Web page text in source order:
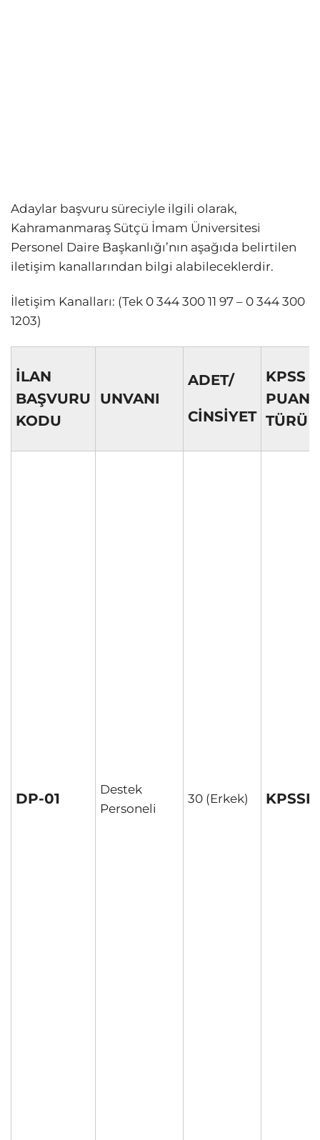
Adaylar başvuru süreciyle ilgili olarak,
Kahramanmaraş Sütçü İmam Üniversitesi
Personel Daire Başkanlığı’nın aşağıda belirtilen
iletişim kanallarından bilgi alabileceklerdir.
İletişim Kanalları: (Tek 0 344 300 11 97 – 0 344 300
1203)
İLAN
BAŞVURU
KODU
UNVANI
ADET/
CİNSİYET
KPSS
PUAN
TÜRÜ
DP-01
Destek
Personeli
30 (Erkek)